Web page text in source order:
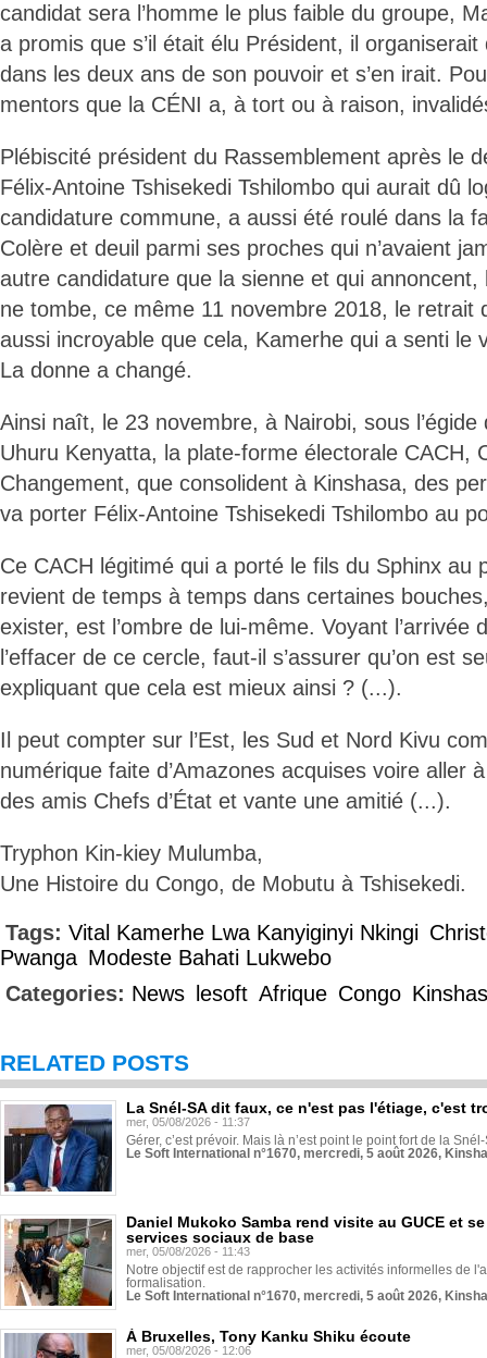
candidat sera l’homme le plus faible du groupe,
a promis que s’il était élu Président, il
dans les deux ans de son pouvoir et s’en irait.
mentors que la CÉNI a, à tort ou à raison,
Plébiscité président du Rassemblement après le
Félix-Antoine Tshisekedi Tshilombo qui aurait dû
candidature commune, a aussi été roulé dans la
Colère et deuil parmi ses proches qui n’avaient
autre candidature que la sienne et qui
ne tombe, ce même 11 novembre 2018, le retrait
aussi incroyable que cela, Kamerhe qui a senti le
La donne a changé.
Ainsi naît, le 23 novembre, à Nairobi, sous
Uhuru Kenyatta, la plate-forme électorale CACH,
Changement, que consolident à Kinshasa, des
va porter Félix-Antoine Tshisekedi Tshilombo au
Ce CACH légitimé qui a porté le fils du Sphinx au
revient de temps à temps dans certaines
exister, est l’ombre de lui-même. Voyant l’arrivée
l’effacer de ce cercle, faut-il s’assurer qu’on est
expliquant que cela est mieux ainsi ? (...).
Il peut compter sur l’Est, les Sud et Nord Kivu
numérique faite d’Amazones acquises voire aller
des amis Chefs d’État et vante une amitié (...).
Tryphon Kin-kiey Mulumba,
Une Histoire du Congo, de Mobutu à Tshisekedi.
Tags: Vital Kamerhe Lwa Kanyiginyi Nkingi
Pwanga Modeste Bahati Lukwebo
Categories: News lesoft Afrique Congo
RELATED POSTS
La Snél-SA dit faux, ce n'est pas l'étiage, c'est
mer, 05/08/2026 - 11:37
Gérer, c’est prévoir. Mais là n’est point le point fort de la
Le Soft International n°1670, mercredi, 5 août 2026,
Daniel Mukoko Samba rend visite au GUCE et
services sociaux de base
mer, 05/08/2026 - 11:43
Notre objectif est de rapprocher les activités informelles de
formalisation.
Le Soft International n°1670, mercredi, 5 août 2026,
À Bruxelles, Tony Kanku Shiku écoute
mer, 05/08/2026 - 12:06